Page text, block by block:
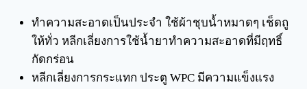
ทำความสะอาดเป็นประจำ ใช้ผ้าชุบน้ำหมาดๆ เช็ดถู
ให้ทั่ว หลีกเลี่ยงการใช้น้ำยาทำความสะอาดที่มีฤทธิ์
กัดกร่อน
หลีกเลี่ยงการกระแทก ประตู WPC มีความแข็งแรง